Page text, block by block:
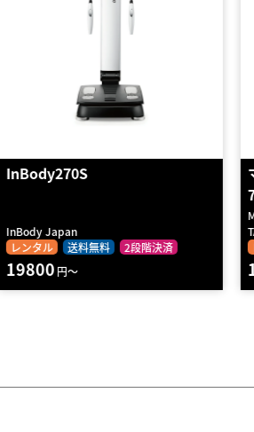
マルチ周波数体組成計 MC-
TANITA
レンタル
2段階決済
17600円～